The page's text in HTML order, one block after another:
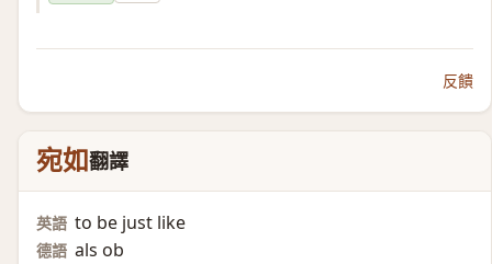
反饋
宛如翻譯
英語 to be just like
德語 als ob